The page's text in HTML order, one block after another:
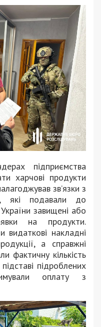
підприємства
харчові продукти
зв’язки з
які подавали до
завищені або
на продукти.
видаткові накладні
а справжні
фактичну кількість
підроблених
оплату з